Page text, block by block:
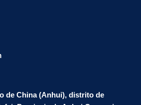
de China (Anhui), distrito de